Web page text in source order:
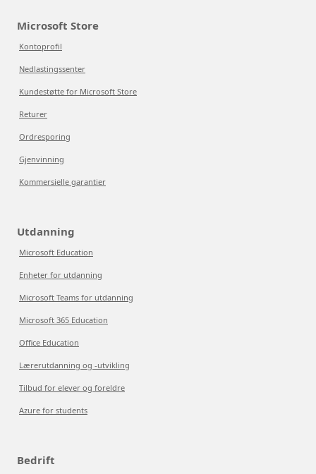
Microsoft Store
Kontoprofil
Nedlastingssenter
Kundestøtte for Microsoft Store
Returer
Ordresporing
Gjenvinning
Kommersielle garantier
Utdanning
Microsoft Education
Enheter for utdanning
Microsoft Teams for utdanning
Microsoft 365 Education
Office Education
Lærerutdanning og -utvikling
Tilbud for elever og foreldre
Azure for students
Bedrift